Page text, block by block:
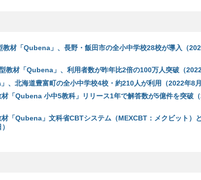
教材「Qubena」、長野・飯田市の全小中学校28校が導入（
教材「Qubena」、利用者数が昨年比2倍の100万人突破（2022
、北海道豊富町の全小中学校4校・約210人が利用（2022年8月
「Qubena 小中5教科」リリース1年で解答数が5億件を突破
「Qubena」文科省CBTシステム（MEXCBT：メクビット）